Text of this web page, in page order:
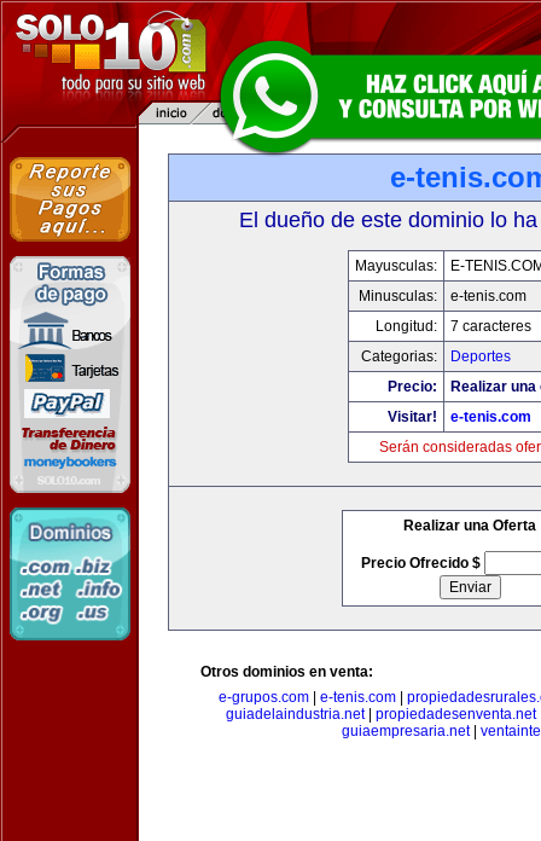
e-
El dueño de este dominio lo
Mayusculas:
E-
Minusculas:
e-tenis.com
Longitud:
7 caracteres
Categorias:
Deportes
Precio:
Realizar
Visitar!
e-tenis.com
Serán consideradas
Realizar una Oferta
Precio Ofrecido $
Otros dominios en venta:
e-grupos.com
e-tenis.com
guiadelaindustria.net propiedadesenventa.net
guiaempresaria.net|